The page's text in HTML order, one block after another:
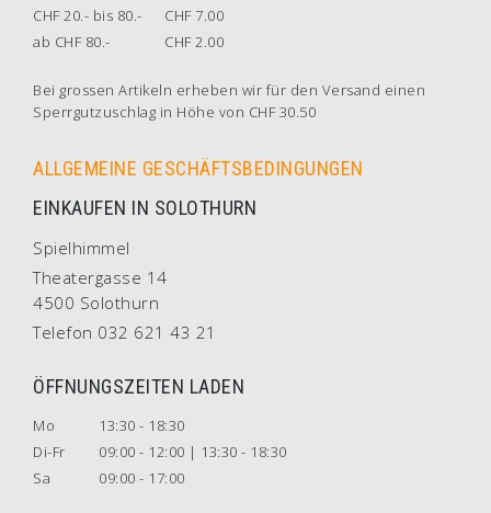
CHF 20.- bis 80.-
CHF 7.00
ab CHF 80.-
CHF 2.00
Bei grossen Artikeln erheben wir für den Versand einen
Sperrgutzuschlag in Höhe von CHF 30.50
ALLGEMEINE GESCHÄFTSBEDINGUNGEN
EINKAUFEN IN SOLOTHURN
Spielhimmel
Theatergasse 14
4500 Solothurn
Telefon 032 621 43 21
ÖFFNUNGSZEITEN LADEN
Mo
13:30 - 18:30
Di-Fr
09:00 - 12:00 | 13:30 - 18:30
Sa
09:00 - 17:00